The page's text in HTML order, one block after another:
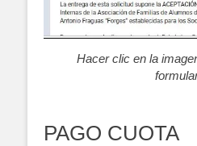
Hacer clic en la
PAGO CUOTA